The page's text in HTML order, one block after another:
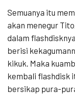
Semuanya itu
akan menegur
dalam
berisi
kikuk. Maka
kembali flashdisk
bersikap pura-